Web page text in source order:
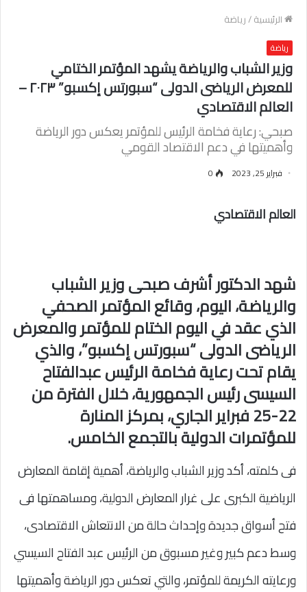
الرئيسية/رياضة
رياضة
وزير الشباب والرياضة يشهد المؤتمر الختامي
للمعرض الرياضى الدولى “سبورتس إكسبو” ٢٠٢٣ –
العالم الاقتصادي
صبحي: رعاية فخامة الرئيس للمؤتمر يعكس دور الرياضة
وأهميتها في دعم الاقتصاد القومي
فبراير 25, 2023 0
العالم الاقتصادي
شهد الدكتور أشرف صبحى وزير الشباب
والرياضة، اليوم، وقائع المؤتمر الصحفي
الذي عقد في اليوم الختام للمؤتمر والمعرض
الرياضى الدولى “سبورتس إكسبو”، والذي
يقام تحت رعاية فخامة الرئيس عبدالفتاح
السيسى رئيس الجمهورية، خلال الفترة من
22-25 فبراير الجاري، بمركز المنارة
للمؤتمرات الدولية بالتجمع الخامس.
فى كلمته، أكد وزير الشباب والرياضة، أهمية إقامة المعارض
الرياضية الكبرى على غرار المعارض الدولية، ومساهمتها فى
فتح أسواق جديدة وإحداث حالة من الانتعاش الاقتصادى،
وسط دعم كبير وغير مسبوق من الرئيس عبد الفتاح السيسي
ورعايته الكريمة للمؤتمر، والتي تعكس دور الرياضة وأهميتها